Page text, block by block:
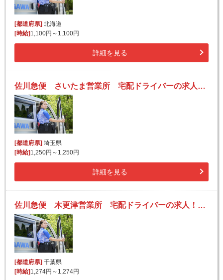
[都道府県] 北海道
[時給] 1,100円～1,100円
詳細を見る
佐川急便 さいたま営業所 宅配ドライバーの求人！未経験歓迎！先輩たちがサポートします♪
[都道府県]埼玉県
[時給]1,250円～1,250円
詳細を見る
佐川急便 木更津営業所 宅配ドライバーの求人！未経験歓迎！先輩たちがサポートします♪
[都道府県]千葉県
[時給]1,274円～1,274円